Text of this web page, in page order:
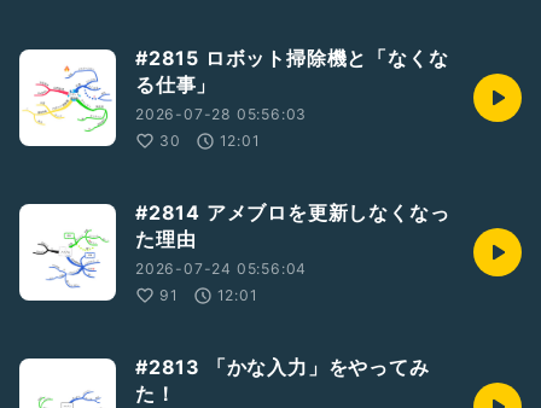
#2815 ロボット掃除機と「なくな
る仕事」
2026-07-28 05:56:03
30
12:01
#2814 アメブロを更新しなくなっ
た理由
2026-07-24 05:56:04
91
12:01
#2813 「かな入力」をやってみ
た！